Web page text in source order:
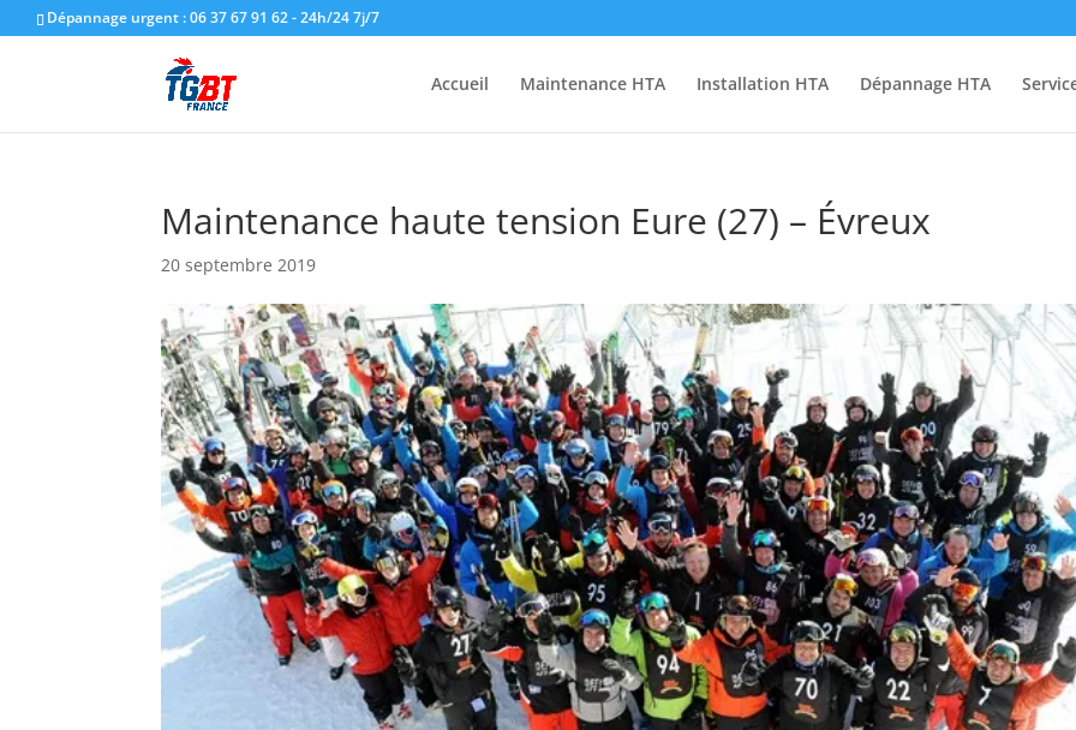
Dépannage urgent : 06 37 67 91 62 - 24h/24 7j/7
Accueil Maintenance HTA Installation HTA Dépannage HTA
Maintenance haute tension Eure (27) – Évreux
20 septembre 2019